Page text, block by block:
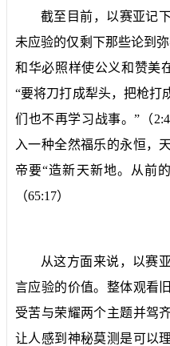
截至目前，以赛亚记
未应验的仅剩下那些论到
和华必照样使公义和赞美
“要将刀打成犁头，把枪打
们也不再学习战事。”（2:4
入一种全然福乐的永恒，
帝要“造新天新地。从前
（65:17）
从这方面来说，以赛
言应验的价值。整体观看
受苦与荣耀两个主题并驾
让人感到神秘莫测是可以